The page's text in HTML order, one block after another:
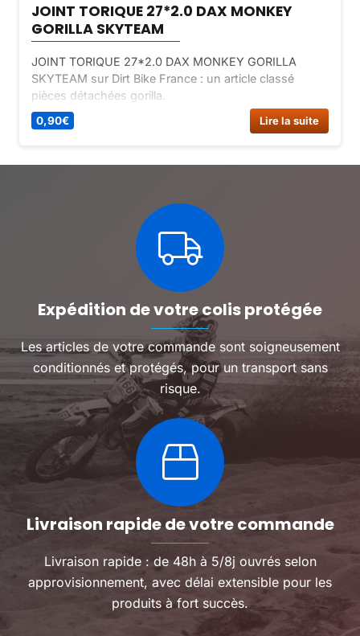
JOINT TORIQUE 27*2.0 DAX MONKEY
GORILLA SKYTEAM
JOINT TORIQUE 27*2.0 DAX MONKEY GORILLA
SKYTEAM sur Dirt Bike France : un article classé
pièces détachées gorilla.
0,90€ Lire la suite
Expédition de votre colis protégée
Les articles de votre commande sont soigneusement
conditionnés et protégés, pour un transport sans
risque.
Livraison rapide de votre commande
Livraison rapide : de 48h à 5/8j ouvrés selon
approvisionnement, avec délai extensible pour les
produits à fort succès.